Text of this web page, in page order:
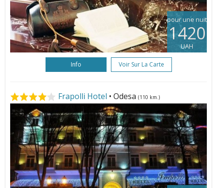
pour une nuit
1420
UAH
Info Voir Sur La Carte
Frapolli Hotel • Odesa (110 km.)